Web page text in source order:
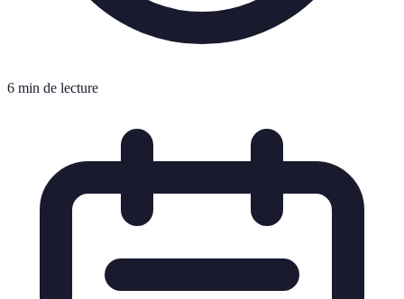
6 min de lecture